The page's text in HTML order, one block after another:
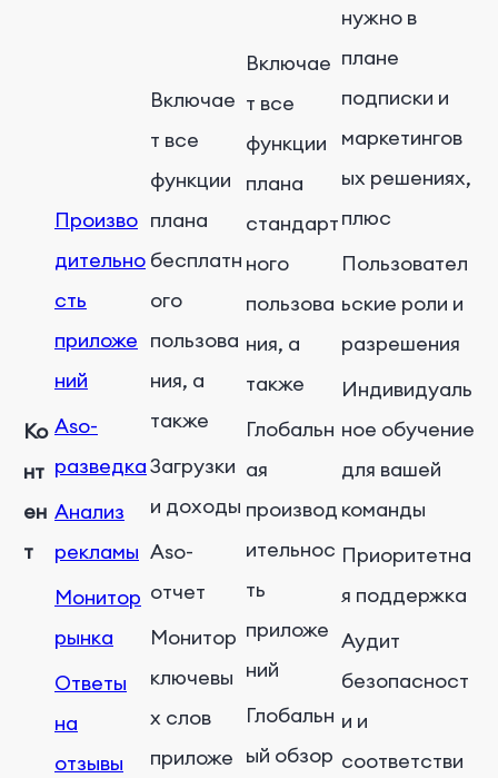
Ко
нт
ен
т
Произво
дительно
сть
приложе
ний
Aso-
разведка
Анализ
рекламы
Монитор
рынка
Ответы
на
отзывы
Включае
т все
функции
плана
бесплатн
ого
пользова
ния, а
также
Загрузки
и доходы
Aso-
отчет
Монитор
ключевы
х слов
приложе
Включае
т все
функции
плана
стандарт
ного
пользова
ния, а
также
Глобальн
ая
производ
ительнос
ть
приложе
ний
Глобальн
ый обзор
нужно в
плане
подписки и
маркетингов
ых решениях,
плюс
Пользовател
ьские роли и
разрешения
Индивидуаль
ное обучение
для вашей
команды
Приоритетна
я поддержка
Аудит
безопасност
и и
соответстви